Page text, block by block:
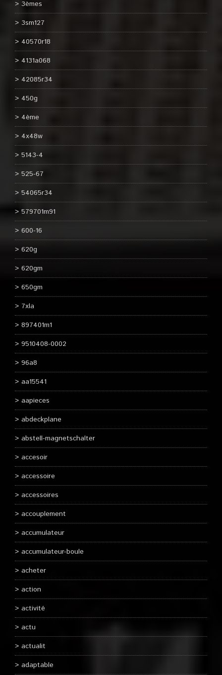
3èmes
3sm127
40570r18
4131a068
42085r34
450g
4ème
4x48w
5143-4
525-67
54065r34
579701m91
600-16
620g
620gm
650gm
7xla
897401m1
9510408-0002
96a8
aa15541
aapieces
abdeckplane
abstell-magnetschalter
accesoir
accessoire
accessoires
accouplement
accumulateur
accumulateur-boule
acheter
action
activité
actu
actualit
adaptable